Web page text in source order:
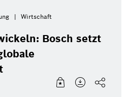
Wirtschaft
Bosch setzt